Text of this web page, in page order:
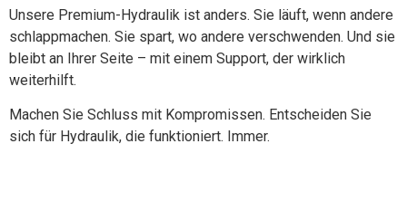
Unsere Premium-Hydraulik ist anders. Sie läuft, wenn andere
schlappmachen. Sie spart, wo andere verschwenden. Und sie
bleibt an Ihrer Seite – mit einem Support, der wirklich
weiterhilft.
Machen Sie Schluss mit Kompromissen. Entscheiden Sie
sich für Hydraulik, die funktioniert. Immer.